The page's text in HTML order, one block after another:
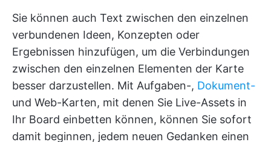
Sie können auch Text zwischen den einzelnen
verbundenen Ideen, Konzepten oder
Ergebnissen hinzufügen, um die Verbindungen
zwischen den einzelnen Elementen der Karte
besser darzustellen. Mit Aufgaben-, Dokument-
und Web-Karten, mit denen Sie Live-Assets in
Ihr Board einbetten können, können Sie sofort
damit beginnen, jedem neuen Gedanken einen